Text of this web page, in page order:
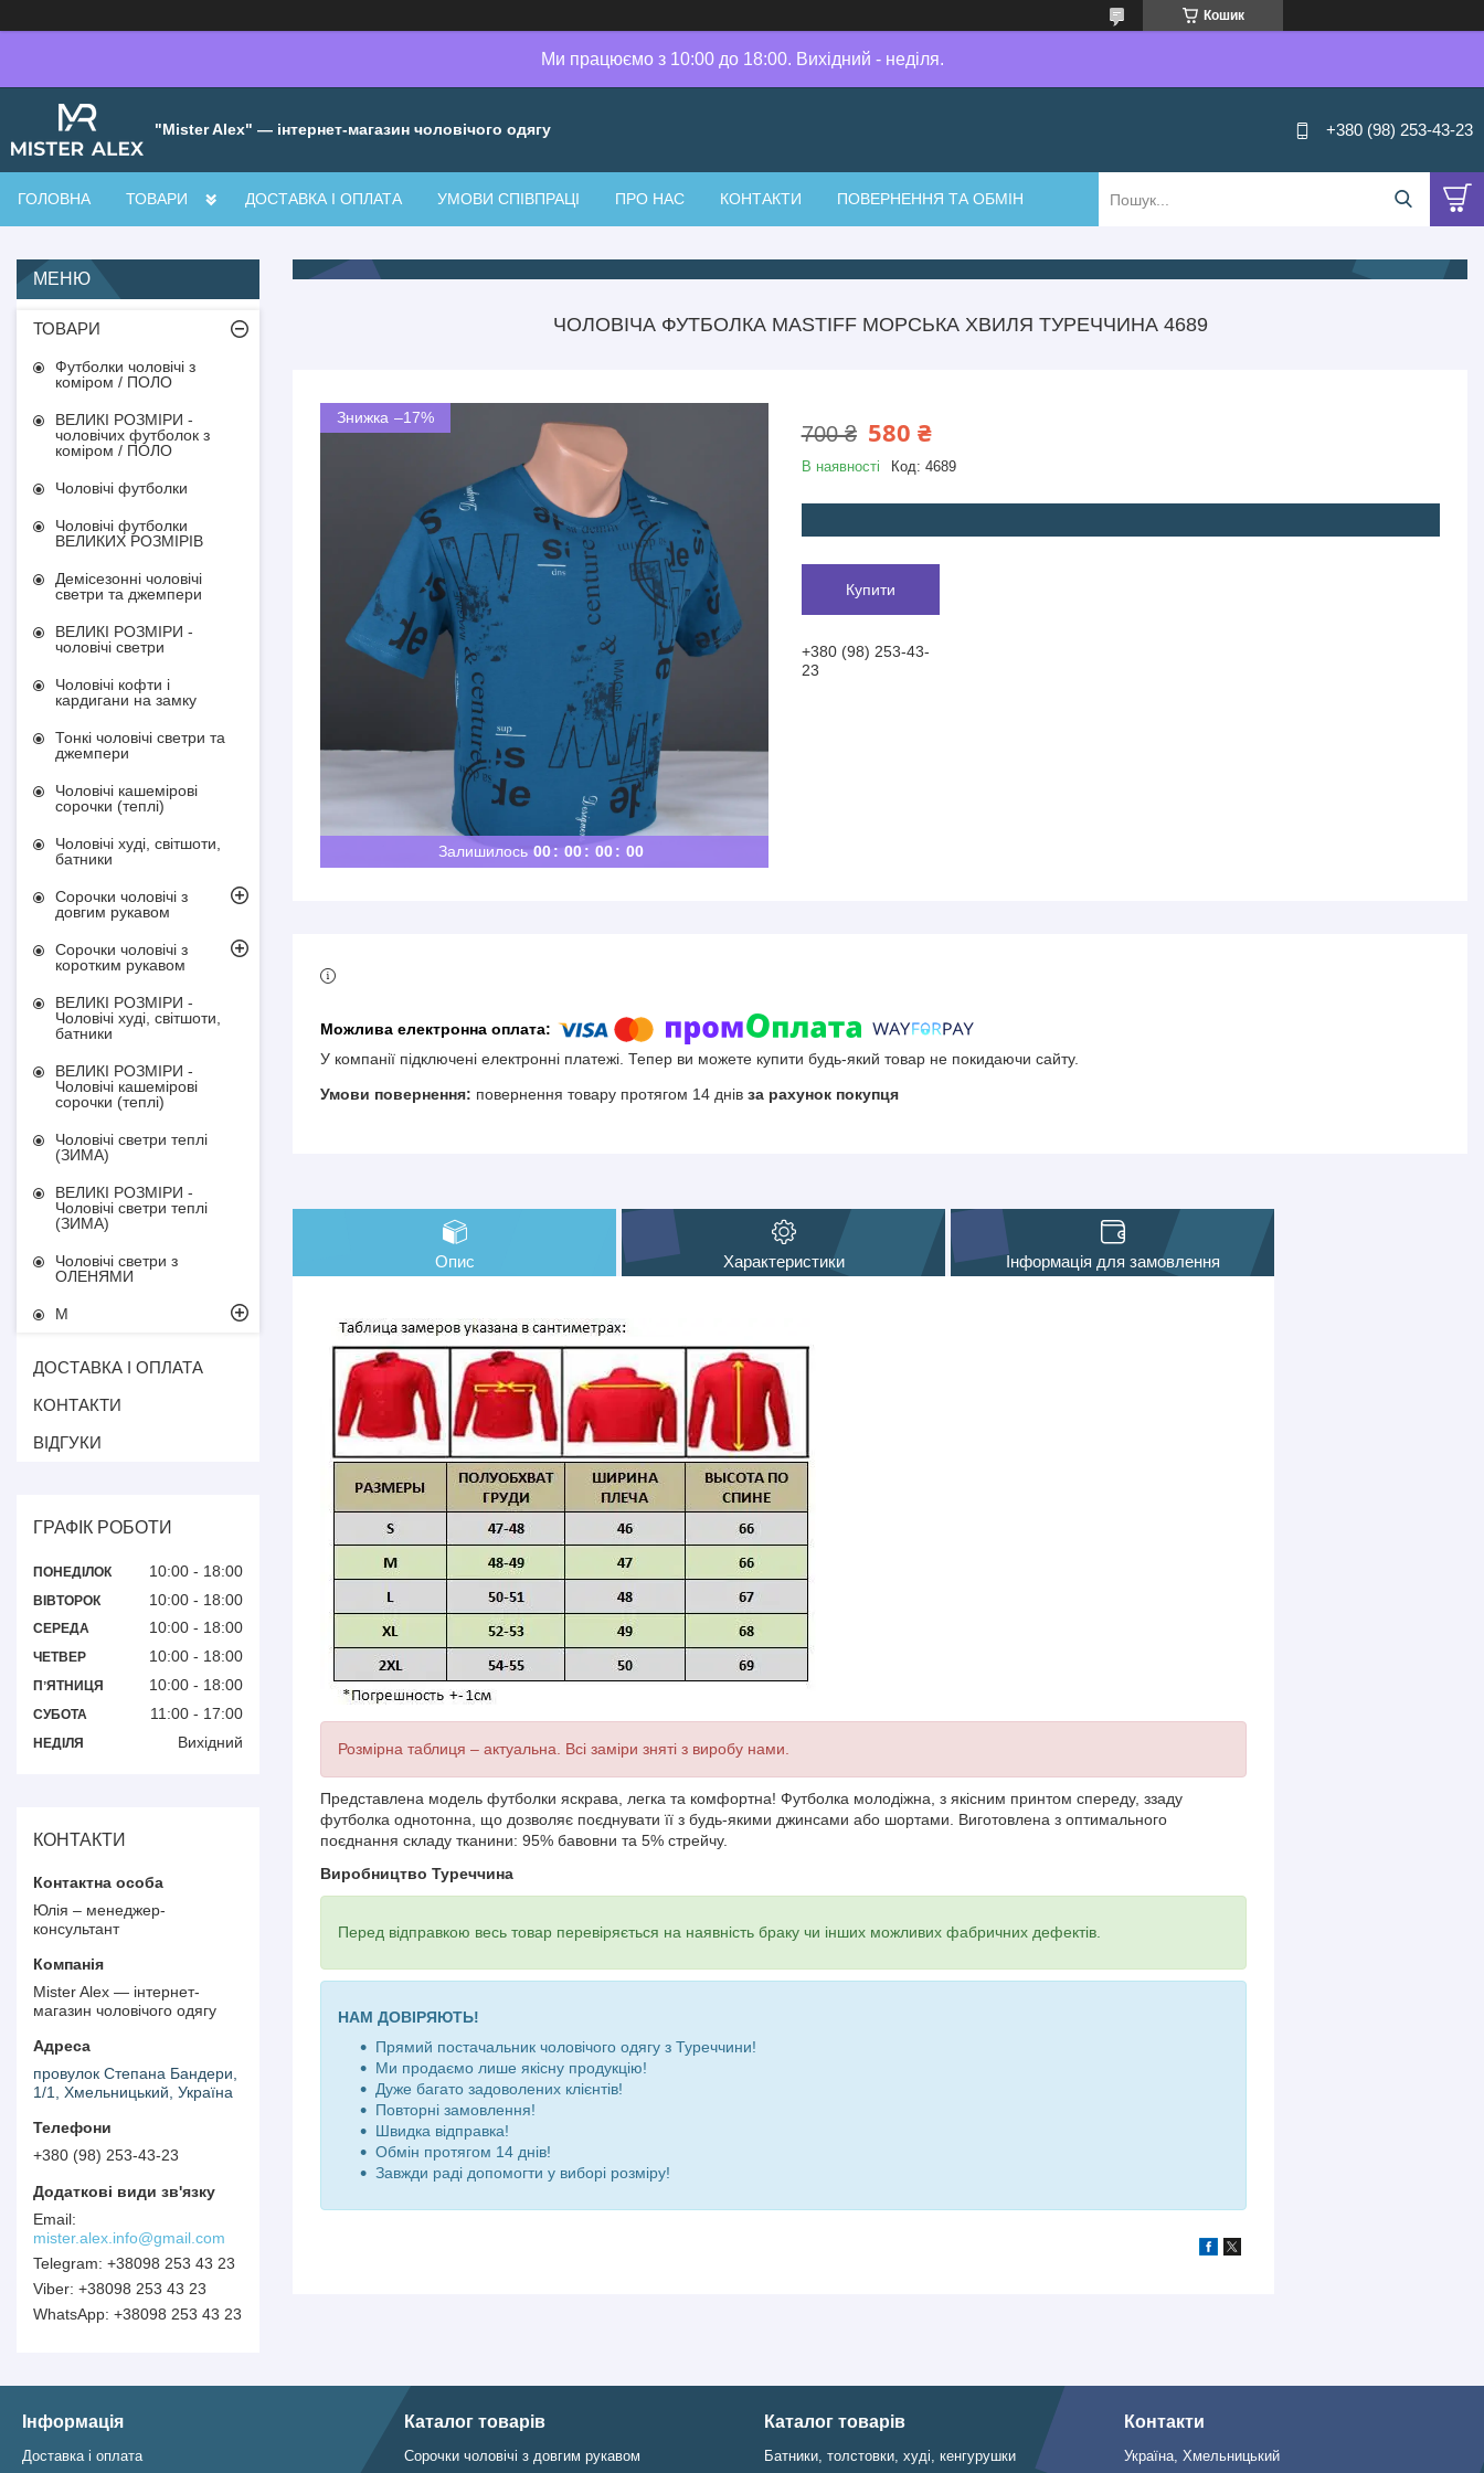
Кошик
Ми працюємо з 10:00 до 18:00. Вихідний - неділя.
"Mister Alex" — інтернет-магазин чоловічого одягу +380 (98) 253-43-23
ГОЛОВНА ТОВАРИ ДОСТАВКА І ОПЛАТА УМОВИ СПІВПРАЦІ ПРО НАС КОНТАКТИ ПОВЕРНЕННЯ ТА ОБМІН
ЧОЛОВІЧА ФУТБОЛКА MASTIFF МОРСЬКА ХВИЛЯ ТУРЕЧЧИНА 4689
Залишилось 00 00 00 00
–17%
700 ₴ 580 ₴
В наявності Код: 4689
Купити
+380 (98) 253-43-
23
У компанії підключені електронні платежі. Тепер ви можете купити будь-який товар не покидаючи сайту.
повернення товару протягом 14 днів за рахунок покупця
Опис Характеристики Інформація для замовлення
Розмірна таблиця – актуальна. Всі заміри зняті з виробу нами.
Представлена ​​модель футболки яскрава, легка та комфортна! Футболка молодіжна, з якісним принтом спереду, ззаду
футболка однотонна, що дозволяє поєднувати її з будь-якими джинсами або шортами. Виготовлена ​​з оптимального
поєднання складу тканини: 95% бавовни та 5% стрейчу.
Виробництво Туреччина
Перед відправкою весь товар перевіряється на наявність браку чи інших можливих фабричних дефектів.
НАМ ДОВІРЯЮТЬ!
Прямий постачальник чоловічого одягу з Туреччини!
Ми продаємо лише якісну продукцію!
Дуже багато задоволених клієнтів!
Повторні замовлення!
Швидка відправка!
Обмін протягом 14 днів!
Завжди раді допомогти у виборі розміру!
ТОВАРИ
Футболки чоловічі з
коміром / ПОЛО
ВЕЛИКІ РОЗМІРИ -
чоловічих футболок з
коміром / ПОЛО
Чоловічі футболки
Чоловічі футболки
ВЕЛИКИХ РОЗМІРІВ
Демісезонні чоловічі
светри та джемпери
ВЕЛИКІ РОЗМІРИ -
чоловічі светри
Чоловічі кофти і
кардигани на замку
Тонкі чоловічі светри та
джемпери
Чоловічі кашемірові
сорочки (теплі)
Чоловічі худі, світшоти,
батники
Сорочки чоловічі з
довгим рукавом
Сорочки чоловічі з
коротким рукавом
ВЕЛИКІ РОЗМІРИ -
Чоловічі худі, світшоти,
батники
ВЕЛИКІ РОЗМІРИ -
Чоловічі кашемірові
сорочки (теплі)
Чоловічі светри теплі
(ЗИМА)
ВЕЛИКІ РОЗМІРИ -
Чоловічі светри теплі
(ЗИМА)
Чоловічі светри з
ОЛЕНЯМИ
М
ДОСТАВКА І ОПЛАТА
КОНТАКТИ
ВІДГУКИ
ГРАФІК РОБОТИ
ПОНЕДІЛОК 10:00 18:00
ВІВТОРОК 10:00 18:00
СЕРЕДА 10:00 18:00
ЧЕТВЕР 10:00 18:00
ПʼЯТНИЦЯ 10:00 18:00
СУБОТА 11:00 17:00
НЕДІЛЯ Вихідний
КОНТАКТИ
Юлія – менеджер-
консультант
Mister Alex — інтернет-
магазин чоловічого одягу
провулок Степана Бандери,
1/1, Хмельницький, Україна
+380 (98) 253-43-23
mister.alex.info@gmail.com
+38098 253 43 23
+38098 253 43 23
+38098 253 43 23
Інформація
Доставка і оплата
Каталог товарів
Сорочки чоловічі з довгим рукавом
Каталог товарів
Батники, толстовки, худі, кенгурушки
Контакти
Україна, Хмельницький